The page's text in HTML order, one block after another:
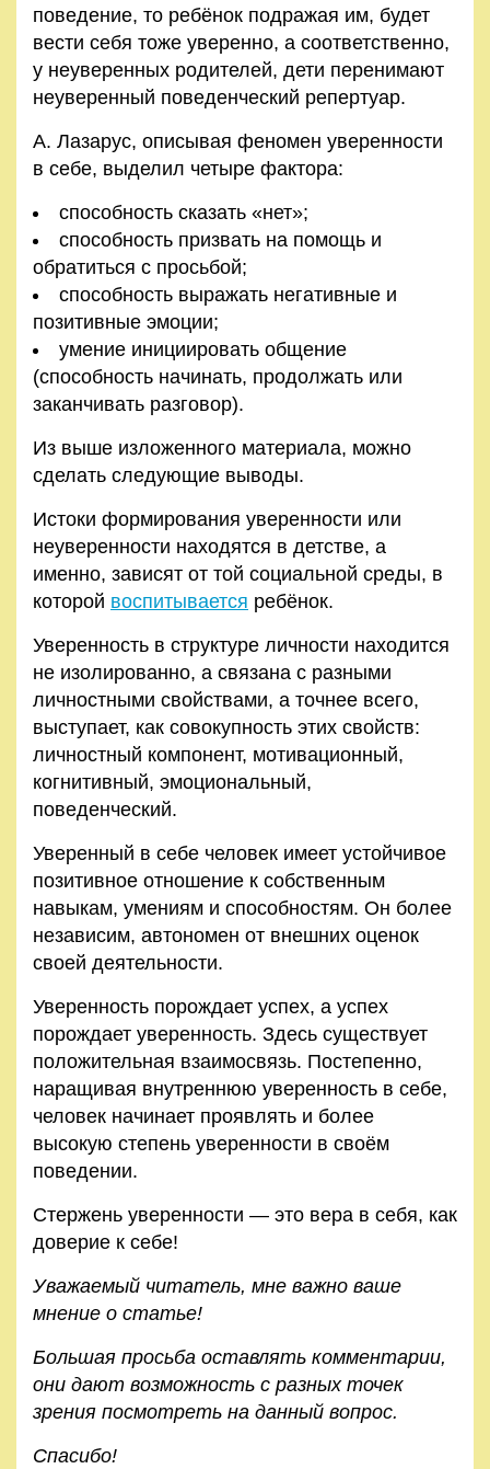
поведение, то ребёнок подражая им, будет
вести себя тоже уверенно, а соответственно,
у неуверенных родителей, дети перенимают
неуверенный поведенческий репертуар.
А. Лазарус, описывая феномен уверенности
в себе, выделил четыре фактора:
способность сказать «нет»;
способность призвать на помощь и
обратиться с просьбой;
способность выражать негативные и
позитивные эмоции;
умение инициировать общение
(способность начинать, продолжать или
заканчивать разговор).
Из выше изложенного материала, можно
сделать следующие выводы.
Истоки формирования уверенности или
неуверенности находятся в детстве, а
именно, зависят от той социальной среды, в
которой воспитывается ребёнок.
Уверенность в структуре личности находится
не изолированно, а связана с разными
личностными свойствами, а точнее всего,
выступает, как совокупность этих свойств:
личностный компонент, мотивационный,
когнитивный, эмоциональный,
поведенческий.
Уверенный в себе человек имеет устойчивое
позитивное отношение к собственным
навыкам, умениям и способностям. Он более
независим, автономен от внешних оценок
своей деятельности.
Уверенность порождает успех, а успех
порождает уверенность. Здесь существует
положительная взаимосвязь. Постепенно,
наращивая внутреннюю уверенность в себе,
человек начинает проявлять и более
высокую степень уверенности в своём
поведении.
Стержень уверенности — это вера в себя, как
доверие к себе!
Уважаемый читатель, мне важно ваше
мнение о статье!
Большая просьба оставлять комментарии,
они дают возможность с разных точек
зрения посмотреть на данный вопрос.
Спасибо!